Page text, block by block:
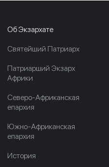
Об Экзархате
Cвятейший Патриарх
Патриарший Экзарх
Африки
Северо-Африканская
епархия
Южно-Африканская
епархия
История